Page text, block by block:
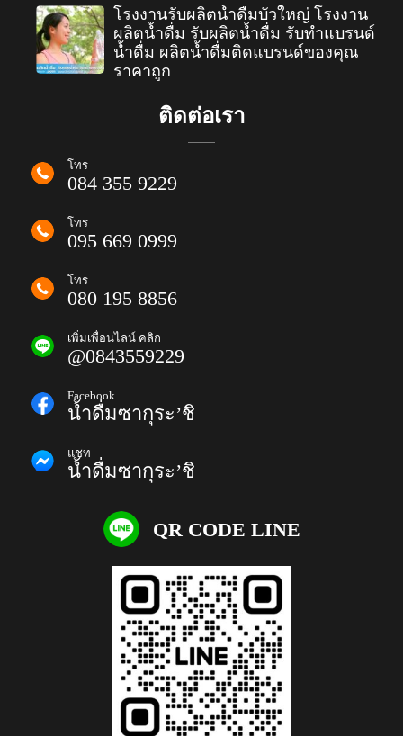
โรงงานรับผลิตน้ำดื่มบัวใหญ่ โรงงาน
ผลิตน้ำดื่ม รับผลิตน้ำดื่ม รับทำแบรนด์
น้ำดื่ม ผลิตน้ำดื่มติดแบรนด์ของคุณ
ราคาถูก
ติดต่อเรา
โทร
084 355 9229
โทร
095 669 0999
โทร
080 195 8856
เพิ่มเพื่อนไลน์ คลิก
@0843559229
Facebook
น้ำดื่มซากุระ’ชิ
แชท
น้ำดื่มซากุระ’ชิ
QR CODE LINE